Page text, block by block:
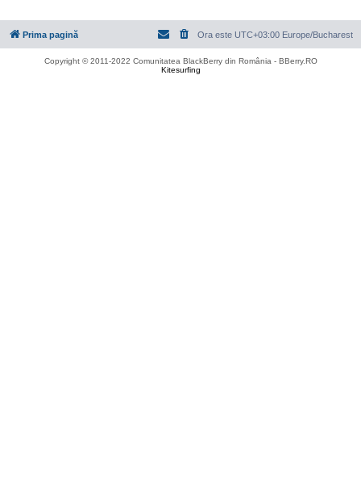
Prima pagină Ora este UTC+03:00 Europe/Bucharest
Copyright © 2011-2022 Comunitatea BlackBerry din România - BBerry.RO
Kitesurfing